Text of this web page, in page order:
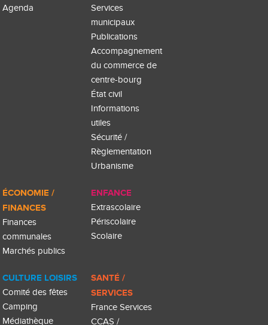
Agenda
Services
municipaux
Publications
Accompagnement
du commerce de
centre-bourg
État civil
Informations
utiles
Sécurité /
Règlementation
Urbanisme
ÉCONOMIE /
FINANCES
Finances
communales
Marchés publics
ENFANCE
Extrascolaire
Périscolaire
Scolaire
CULTURE LOISIRS
Comité des fêtes
Camping
Médiathèque
SANTÉ /
SERVICES
France Services
CCAS /